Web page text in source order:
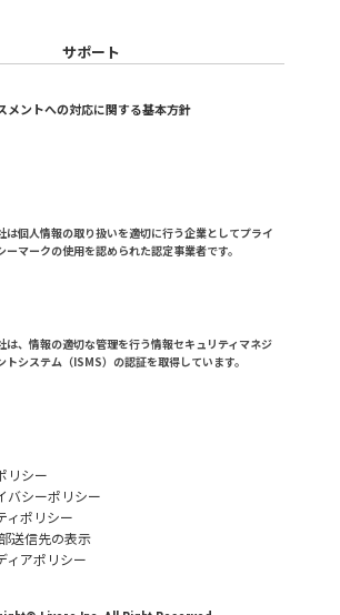
サポート
メントへの対応に関する基本方針
は個人情報の取り扱いを適切に行う企業としてプライ
ーマークの使用を認められた認定事業者です。
は、情報の適切な管理を行う情報セキュリティマネジ
トシステム（ISMS）の認証を取得しています。
リシー
バシーポリシー
ィポリシー
送信先の表示
ィアポリシー